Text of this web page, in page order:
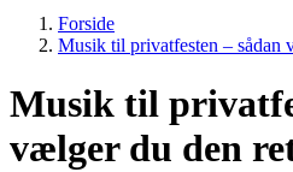
Forside
Musik til privatfesten – sådan
Musik til
vælger du den